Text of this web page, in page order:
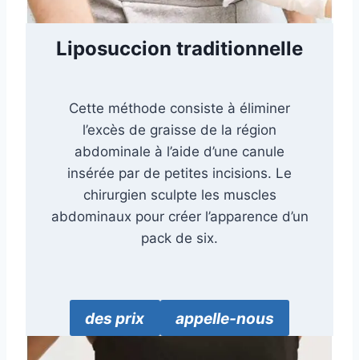
Liposuccion traditionnelle
Cette méthode consiste à éliminer
l’excès de graisse de la région
abdominale à l’aide d’une canule
insérée par de petites incisions. Le
chirurgien sculpte les muscles
abdominaux pour créer l’apparence d’un
pack de six.
des prix appelle-nous